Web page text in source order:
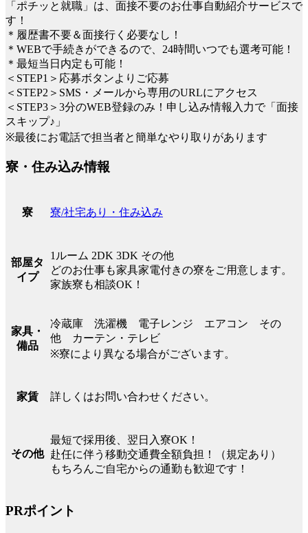
「ポチッと就職」は、面接不要のお仕事自動紹介サービスで
す！
＊履歴書不要＆面接行く必要なし！
＊WEBで手続きができるので、24時間いつでも選考可能！
＊最短当日内定も可能！
＜STEP1＞応募ボタンよりご応募
＜STEP2＞SMS・メールから専用のURLにアクセス
＜STEP3＞3分のWEB登録のみ！申し込み情報入力で「面接
スキップ♪」
※最後にお電話で担当者と簡単なやり取りがあります
寮・住み込み情報
寮 寮/社宅あり・住み込み
部屋タ
イプ
1ルーム 2DK 3DK その他
どのお仕事も家具家電付きの寮をご用意します。
家族寮も相談OK！
家具・
備品
冷蔵庫 洗濯機 電子レンジ エアコン その
他 カーテン・テレビ
※寮により異なる場合がございます。
家賃 詳しくはお問い合わせください。
その他
最短で採用後、翌日入寮OK！
赴任に伴う移動交通費全額負担！（規定あり）
もちろんご自宅からの通勤も歓迎です！
PRポイント